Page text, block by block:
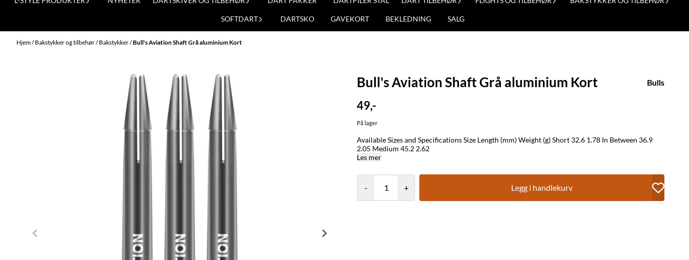
SOFTDART DARTSKO GAVEKORT BEKLEDNING SALG
Hjem/Bakstykker og tilbehør/Bakstykker/Bull's Aviation Shaft Grå aluminium Kort
Bull's Aviation Shaft Grå aluminium Kort Bulls
49,-
På lager
Available Sizes and Specifications Size Length (mm) Weight (g) Short 32.6 1.78 In Between 36.9
2.05 Medium 45.2 2.62
Les mer
- + Legg i handlekurv